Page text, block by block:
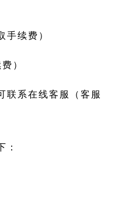
手续费）
）
联系在线客服（客服
：